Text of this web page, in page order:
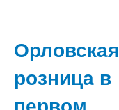
Орловская
розница в